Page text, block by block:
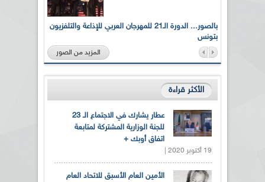
بالصور... الدورة الـ21 للمهرجان العربي للإذاعة والتلفزيون
بتونس
المزيد من الصور
الأكثر قراءة
عطار يشارك في الاجتماع الـ 23
للجنة الوزارية المشتركة لمتابعة
اتفاق أوبك +
19 أكتوبر 2020 |
الأمين العام الأسبق للاتحاد العام